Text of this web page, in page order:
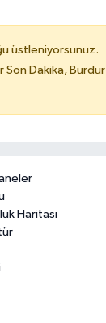
üstleniyorsunuz.
Son Dakika, Burdur
Haritası